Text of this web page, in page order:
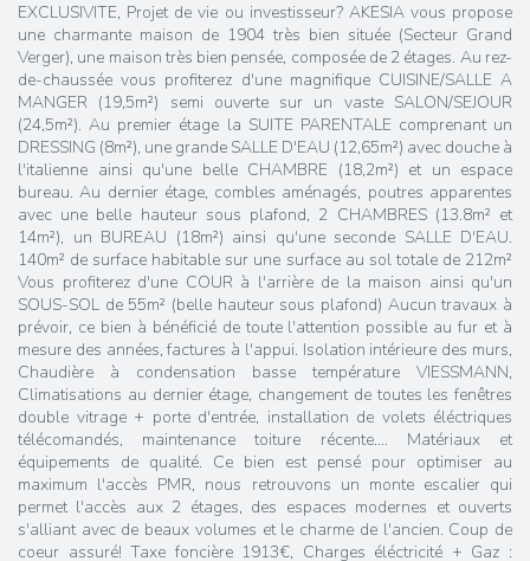
EXCLUSIVITE, Projet de vie ou investisseur? AKESIA vous propose
une charmante maison de 1904 très bien située (Secteur Grand
Verger), une maison très bien pensée, composée de 2 étages. Au rez-
de-chaussée vous profiterez d'une magnifique CUISINE/SALLE A
MANGER (19,5m²) semi ouverte sur un vaste SALON/SEJOUR
(24,5m²). Au premier étage la SUITE PARENTALE comprenant un
DRESSING (8m²), une grande SALLE D'EAU (12,65m²) avec douche à
l'italienne ainsi qu'une belle CHAMBRE (18,2m²) et un espace
bureau. Au dernier étage, combles aménagés, poutres apparentes
avec une belle hauteur sous plafond, 2 CHAMBRES (13.8m² et
14m²), un BUREAU (18m²) ainsi qu'une seconde SALLE D'EAU.
140m² de surface habitable sur une surface au sol totale de 212m²
Vous profiterez d'une COUR à l'arrière de la maison ainsi qu'un
SOUS-SOL de 55m² (belle hauteur sous plafond) Aucun travaux à
prévoir, ce bien à bénéficié de toute l'attention possible au fur et à
mesure des années, factures à l'appui. Isolation intérieure des murs,
Chaudière à condensation basse température VIESSMANN,
Climatisations au dernier étage, changement de toutes les fenêtres
double vitrage + porte d'entrée, installation de volets éléctriques
télécomandés, maintenance toiture récente.... Matériaux et
équipements de qualité. Ce bien est pensé pour optimiser au
maximum l'accès PMR, nous retrouvons un monte escalier qui
permet l'accès aux 2 étages, des espaces modernes et ouverts
s'alliant avec de beaux volumes et le charme de l'ancien. Coup de
coeur assuré! Taxe foncière 1913€, Charges éléctricité + Gaz :